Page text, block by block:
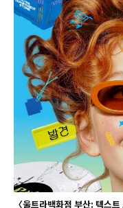
〈울트라백화점 부산: 텍스